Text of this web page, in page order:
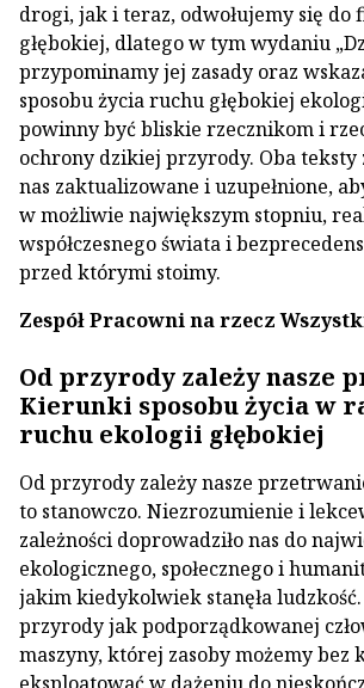
drogi, jak i teraz, odwołujemy się
głębokiej, dlatego w tym wydaniu
przypominamy jej zasady oraz
sposobu życia ruchu głębokiej
powinny być bliskie rzecznikom i
ochrony dzikiej przyrody. Oba teksty
nas zaktualizowane i uzupełnione,
w możliwie największym stopniu,
współczesnego świata i
przed którymi stoimy.
Zespół Pracowni na rzecz
Od przyrody zależy nasze
Kierunki sposobu życia w
ruchu ekologii głębokiej
Od przyrody zależy nasze
to stanowczo. Niezrozumienie i
zależności doprowadziło nas do
ekologicznego, społecznego i
jakim kiedykolwiek stanęła
przyrody jak podporządkowanej
maszyny, której zasoby możemy bez